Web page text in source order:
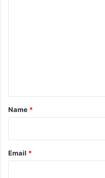
*
Name *
Email *